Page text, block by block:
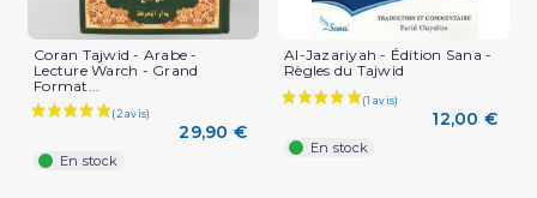
Coran Tajwid - Arabe -
Lecture Warch - Grand
Format...
29,90 €
En stock
Al-Jazariyah - Édition Sana -
Règles du Tajwid
12,00 €
En stock